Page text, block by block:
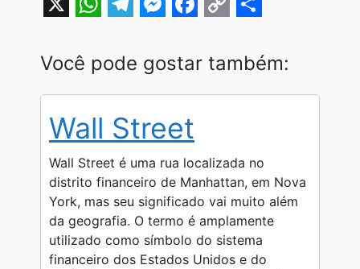
h
a
s
A
p
p
e
l
g
r
a
m
e
s
e
n
g
e
r
a
c
b
o
o
k
o
p
i
n
k
h
a
Você pode gostar também:
Wall Street
Wall Street é uma rua localizada no
distrito financeiro de Manhattan, em Nova
York, mas seu significado vai muito além
da geografia. O termo é amplamente
utilizado como símbolo do sistema
financeiro dos Estados Unidos e do